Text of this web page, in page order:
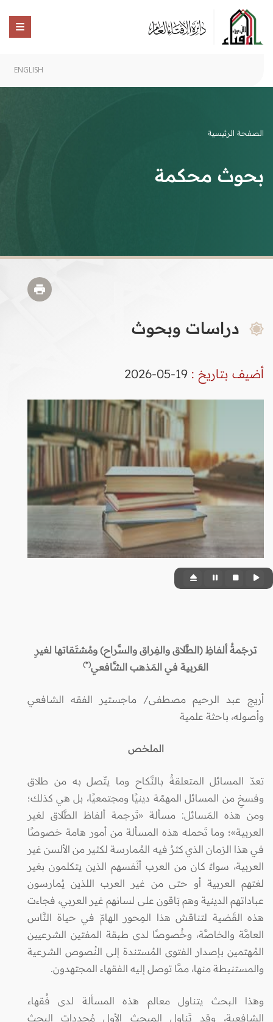
ENGLISH
الصفحة الرئيسية
بحوث محكمة
دراسات وبحوث
أضيف بتاريخ : 19-05-2026
ترجَمةُ ألفاظِ (الطَّلاق والفِراق والسَّراح) ومُشتَقاتها لغيرِ
العَربية في المَذهب الشَّافعي(*)
أريج عبد الرحيم مصطفى/ ماجستير الفقه الشافعي
وأصوله، باحثة علمية
الملخص
تعدّ المسائل المتعلقةُ بالنَّكاح وما يتّصل به من طلاق
وفسخِ من المسائل المهمّة دينيًا ومجتمعيًا، بل هي كذلك؛
ومن هذه المَسائل: مسألة «تَرجمة ألفاظ الطَّلاق لغير
العربية»؛ وما تَحمله هذه المسألة من أمور هامة خصوصًا
في هذا الزمان الذي كثرُ فيه المُمارسة لكثير من الألسن غير
العربية، سواءٌ كان من العرب أنْفسهم الذين يتكلمون بغير
لغتهم العربية أو حتى من غير العرب اللذين يُمارسون
عباداتهم الدينية وهم بَاقون على لسانهم غير العربي، فجاءت
هذه القَضية لتناقش هذا المِحور الهامّ في حياة النَّاس
العامَّة والخاصَّة، وخُصوصًا لدى طبقة المفتين الشرعيين
المُهتمين بإصدار الفتوى المُستندة إلى النُصوص الشرعية
والمستنبطة منها، ممَّا توصل إليه الفقهاء المجتهدون.
وهذا البحث يتناول معالم هذه المسألة لدى فُقهاء
الشافعية، وقد تَناول المبحث الأول مُحددات البحث